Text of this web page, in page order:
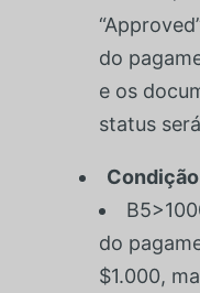
do
e os
status será
do
$1.000,